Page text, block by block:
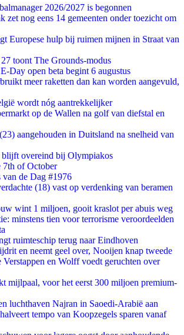
2026/2027 is begonnen
zet nog eens 14 gemeenten onder toezicht om
Europese hulp bij ruimen mijnen in Straat van
toont The Grounds-modus
Day open beta begint 6 augustus
meer raketten dan kan worden aangevuld,
wordt nóg aantrekkelijker
op de Wallen na golf van diefstal en
aangehouden in Duitsland na snelheid van
overeind bij Olympiakos
of October
van de Dag #1976
(18) vast op verdenking van beramen
wint 1 miljoen, gooit kraslot per abuis weg
minstens tien voor terrorisme veroordeelden
ruimteschip terug naar Eindhoven
en neemt geel over, Nooijen knap tweede
Verstappen en Wolff voedt geruchten over
mijlpaal, voor het eerst 300 miljoen premium-
luchthaven Najran in Saoedi-Arabië aan
tempo van Koopzegels sparen vanaf